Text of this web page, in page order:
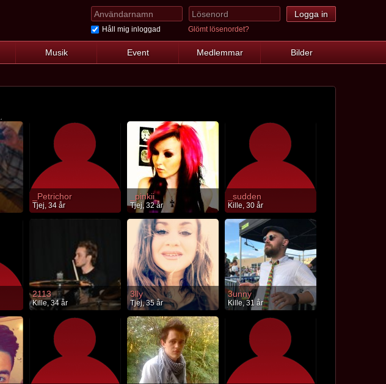
Håll mig inloggad Glömt lösenordet?
Musik Event Medlemmar Bilder
_Petrichor
Tjej, 34 år
_pinkii_
Tjej, 32 år
_sudden
Kille, 30 år
2113
Kille, 34 år
3lly
Tjej, 35 år
3unny
Kille, 31 år